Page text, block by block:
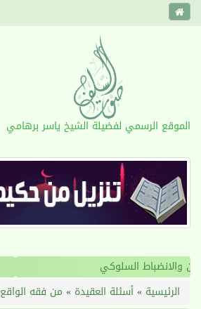
الموقع الرسمي لفضيلة الشيخ ياسر برهامي
‹
الرئيسية »أسئلة العقيدة » من فقه الواقع